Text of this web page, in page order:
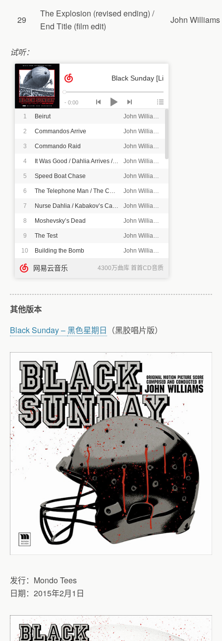
29
The Explosion (revised ending) /
End Title (film edit)
John Williams
试听：
其他版本
Black Sunday –黑色星期日 （黑胶唱片版）
发行：Mondo Tees
日期：2015年2月1日